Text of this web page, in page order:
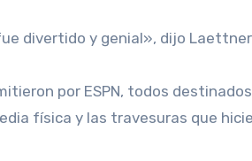
divertido y genial», dijo
por ESPN, todos
física y las travesuras que